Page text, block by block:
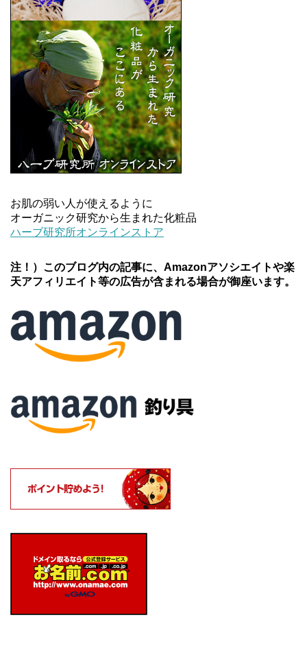
お肌の弱い人が使えるように
オーガニック研究から生まれた化粧品
ハーブ研究所オンラインストア
注！）このブログ内の記事に、Amazonアソシエイトや楽
天アフィリエイト等の広告が含まれる場合が御座います。